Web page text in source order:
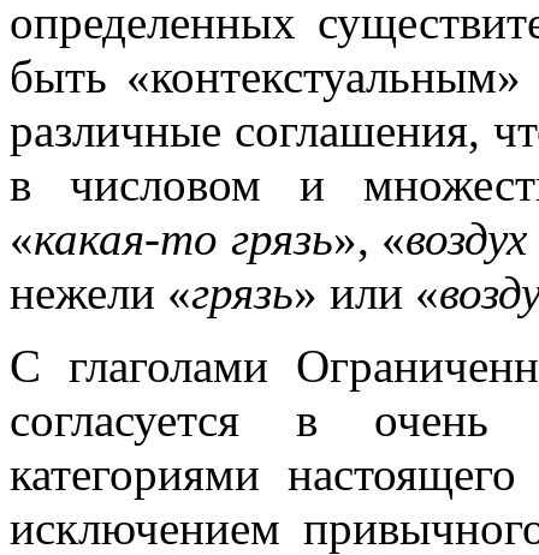
определенных
быть
различные соглашения,
в числовом и
«какая-то грязь», «
нежели «грязь» или «
С глаголами
согласуется в очень
категориями
исключением